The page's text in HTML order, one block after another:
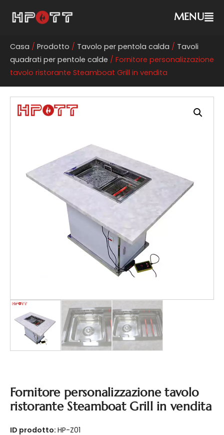
MENU
Casa / Prodotto / Tavolo per pentola calda / Tavoli
quadrati per pentole calde / Fornitore personalizzazione
tavolo ristorante Steamboat Grill in vendita
Fornitore personalizzazione tavolo
ristorante Steamboat Grill in vendita
ID prodotto: HP-Z01